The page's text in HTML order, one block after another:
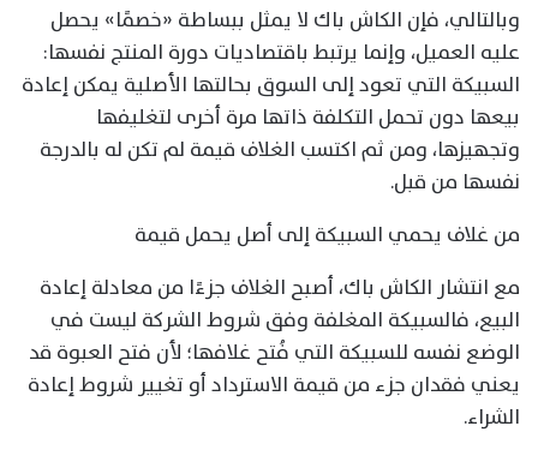
وبالتالي، فإن الكاش باك لا يمثل ببساطة «خصمًا» يحصل
عليه العميل، وإنما يرتبط باقتصاديات دورة المنتج نفسها:
السبيكة التي تعود إلى السوق بحالتها الأصلية يمكن إعادة
بيعها دون تحمل التكلفة ذاتها مرة أخرى لتغليفها
وتجهيزها، ومن ثم اكتسب الغلاف قيمة لم تكن له بالدرجة
نفسها من قبل.
من غلاف يحمي السبيكة إلى أصل يحمل قيمة
مع انتشار الكاش باك، أصبح الغلاف جزءًا من معادلة إعادة
البيع، فالسبيكة المغلفة وفق شروط الشركة ليست في
الوضع نفسه للسبيكة التي فُتح غلافها؛ لأن فتح العبوة قد
يعني فقدان جزء من قيمة الاسترداد أو تغيير شروط إعادة
الشراء.